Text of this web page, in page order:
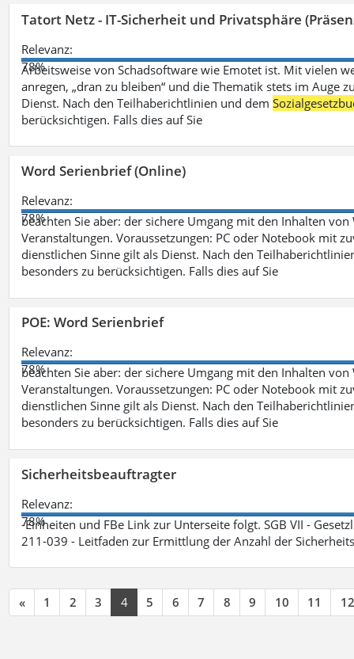
Tatort Netz - IT-Sicherheit und Privatsphäre
Relevanz:
78%
Arbeitsweise von Schadsoftware wie Emotet ist. Mit vielen
anregen, „dran zu bleiben“ und die Thematik stets im
Dienst. Nach den Teilhaberichtlinien und dem
berücksichtigen. Falls dies auf Sie
Word Serienbrief (Online)
Relevanz:
78%
beachten Sie aber: der sichere Umgang mit den Inhalten
Veranstaltungen. Voraussetzungen: PC oder Notebook mit
dienstlichen Sinne gilt als Dienst. Nach den
besonders zu berücksichtigen. Falls dies auf Sie
POE: Word Serienbrief
Relevanz:
78%
beachten Sie aber: der sichere Umgang mit den Inhalten
Veranstaltungen. Voraussetzungen: PC oder Notebook mit
dienstlichen Sinne gilt als Dienst. Nach den
besonders zu berücksichtigen. Falls dies auf Sie
Sicherheitsbeauftragter
Relevanz:
78%
-Einheiten und FBe Link zur Unterseite folgt. SGB VII -
211-039 - Leitfaden zur Ermittlung der Anzahl der
« 1 2 3 4 5 6 7 8 9 10 11 12